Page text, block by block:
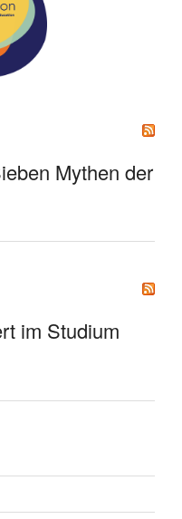
Mythen der
im Studium